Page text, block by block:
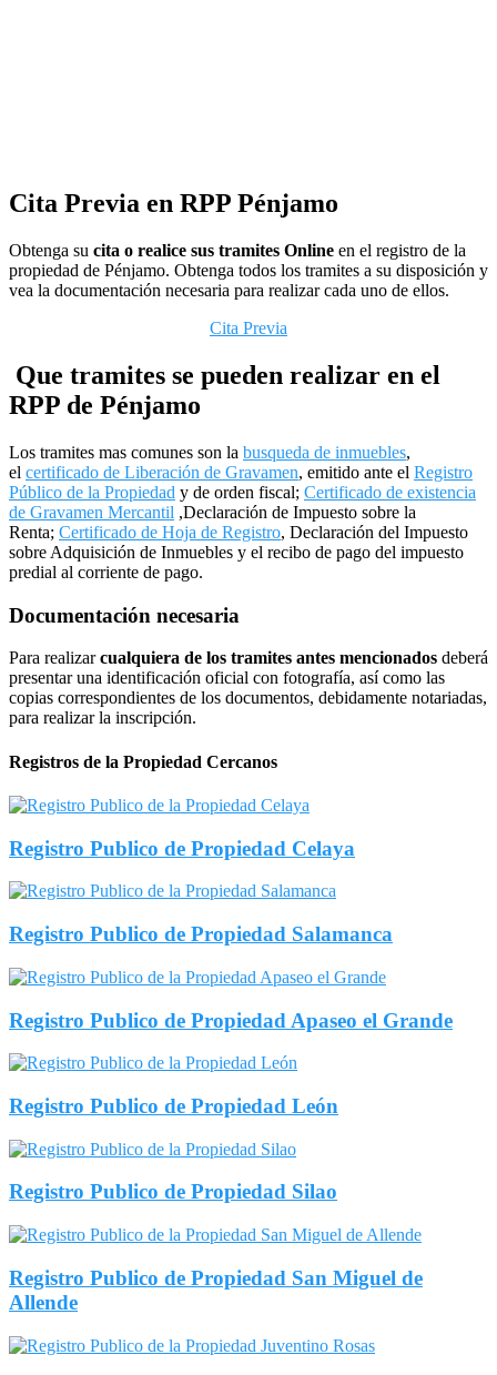
Cita Previa en RPP Pénjamo
Obtenga su cita o realice sus tramites Online en el registro de la
propiedad de Pénjamo. Obtenga todos los tramites a su disposición y
vea la documentación necesaria para realizar cada uno de ellos.
Cita Previa
Que tramites se pueden realizar en el
RPP de Pénjamo
Los tramites mas comunes son la busqueda de inmuebles,
el certificado de Liberación de Gravamen, emitido ante el Registro
Público de la Propiedad y de orden fiscal; Certificado de existencia
de Gravamen Mercantil ,Declaración de Impuesto sobre la
Renta; Certificado de Hoja de Registro, Declaración del Impuesto
sobre Adquisición de Inmuebles y el recibo de pago del impuesto
predial al corriente de pago.
Documentación necesaria
Para realizarcualquiera de los tramites antes mencionados deberá
presentar una identificación oficial con fotografía, así como las
copias correspondientes de los documentos, debidamente notariadas,
para realizar la inscripción.
Registros de la Propiedad Cercanos
Registro Publico de Propiedad Celaya
Registro Publico de Propiedad Salamanca
Registro Publico de Propiedad Apaseo el Grande
Registro Publico de Propiedad León
Registro Publico de Propiedad Silao
Registro Publico de Propiedad San Miguel de
Allende